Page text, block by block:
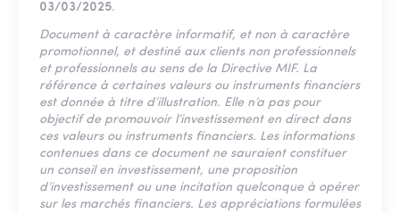
03/03/2025.
Document à caractère informatif, et non à caractère
promotionnel, et destiné aux clients non professionnels
et professionnels au sens de la Directive MIF. La
référence à certaines valeurs ou instruments financiers
est donnée à titre d’illustration. Elle n’a pas pour
objectif de promouvoir l’investissement en direct dans
ces valeurs ou instruments financiers. Les informations
contenues dans ce document ne sauraient constituer
un conseil en investissement, une proposition
d’investissement ou une incitation quelconque à opérer
sur les marchés financiers. Les appréciations formulées